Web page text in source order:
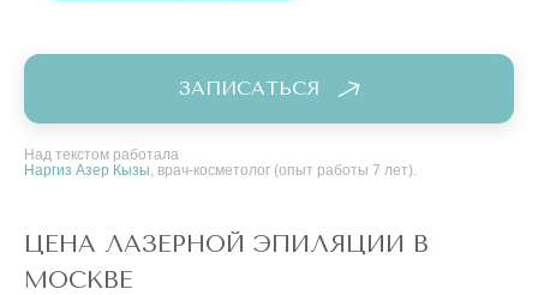
ЗАПИСАТЬСЯ
Над текстом работала
Наргиз Азер Кызы, врач-косметолог (опыт работы 7 лет).
ЦЕНА ЛАЗЕРНОЙ ЭПИЛЯЦИИ В
МОСКВЕ